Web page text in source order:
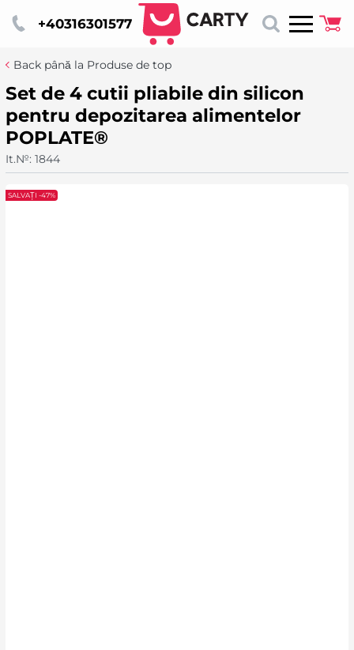
+40316301577
Back până la Produse de top
Set de 4 cutii pliabile din silicon
pentru depozitarea alimentelor
POPLATE®
It.№: 1844
SALVAȚI -47%